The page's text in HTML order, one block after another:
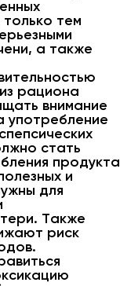
тем
а также
рациона
внимание
употребление
стать
продукта
и
для
Также
риск